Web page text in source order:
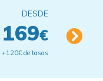
DESDE
169€
+120€ de tasas